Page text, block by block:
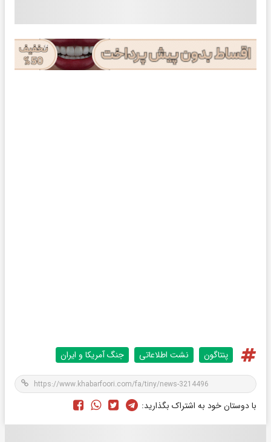
پنتاگون نشت اطلاعاتی جنگ آمریکا و ایران
با دوستان خود به اشتراک بگذارید: